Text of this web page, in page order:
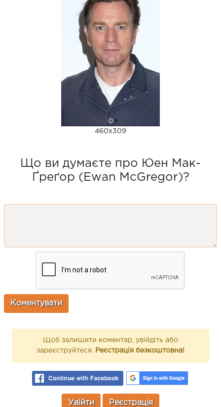
460x309
Що ви думаєте про Юен Мак-
Ґреґор (Ewan McGregor)?
Щоб залишити коментар, увійдіть або
зареєструйтеся. Реєстрація безкоштовна!
Увійти Реєстрація